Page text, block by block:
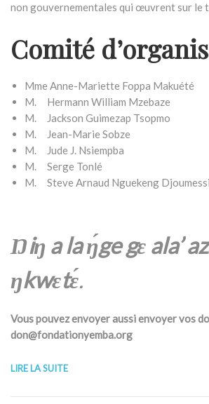
non gouvernementales qui œuvrent sur le
Comité
Mme Anne-Mariette Foppa Makuété
M. Hermann William Mzebaze
M. Jackson Guimezap Tsopmo
M. Jean-Marie Sobze
M. Jude J. Nsiempba
M. Serge Tonlé
M. Steve Arnaud Nguekeng Djoumessi
Ŋiŋ a la ŋ́ge gɛ ala’
ŋkwɛtɛ́.
Vous pouvez envoyer aussi envoyer vos
don@fondationyemba.org
LIRE LA SUITE